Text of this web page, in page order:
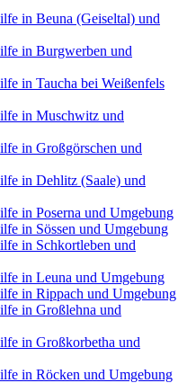
in Beuna (Geiseltal) und
in Burgwerben und
in Taucha bei Weißenfels
in Muschwitz und
in Großgörschen und
in Dehlitz (Saale) und
in Poserna und Umgebung
in Sössen und Umgebung
in Schkortleben und
in Leuna und Umgebung
in Rippach und Umgebung
in Großlehna und
in Großkorbetha und
in Röcken und Umgebung